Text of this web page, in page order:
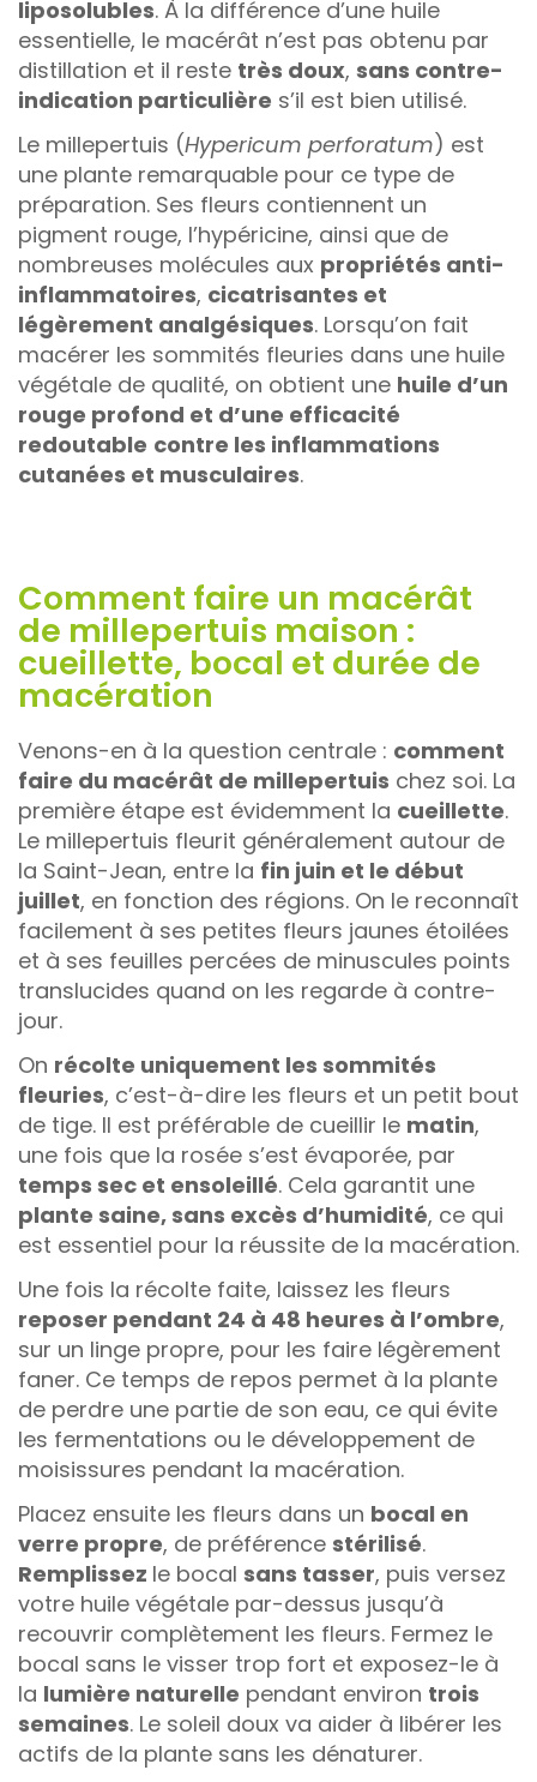
liposolubles. À la différence d’une huile
essentielle, le macérât n’est pas obtenu par
distillation et il reste très doux, sans contre-
indication particulière s’il est bien utilisé.
Le millepertuis (Hypericum perforatum) est
une plante remarquable pour ce type de
préparation. Ses fleurs contiennent un
pigment rouge, l’hypéricine, ainsi que de
nombreuses molécules aux propriétés anti-
inflammatoires, cicatrisantes et
légèrement analgésiques. Lorsqu’on fait
macérer les sommités fleuries dans une huile
végétale de qualité, on obtient une huile d’un
rouge profond et d’une efficacité
redoutable contre les inflammations
cutanées et musculaires.
Comment faire un macérât
de millepertuis maison :
cueillette, bocal et durée de
macération
Venons-en à la question centrale : comment
faire du macérât de millepertuis chez soi. La
première étape est évidemment la cueillette.
Le millepertuis fleurit généralement autour de
la Saint-Jean, entre la fin juin et le début
juillet, en fonction des régions. On le reconnaît
facilement à ses petites fleurs jaunes étoilées
et à ses feuilles percées de minuscules points
translucides quand on les regarde à contre-
jour.
On récolte uniquement les sommités
fleuries, c’est-à-dire les fleurs et un petit bout
de tige. Il est préférable de cueillir le matin,
une fois que la rosée s’est évaporée, par
temps sec et ensoleillé. Cela garantit une
plante saine, sans excès d’humidité, ce qui
est essentiel pour la réussite de la macération.
Une fois la récolte faite, laissez les fleurs
reposer pendant 24 à 48 heures à l’ombre,
sur un linge propre, pour les faire légèrement
faner. Ce temps de repos permet à la plante
de perdre une partie de son eau, ce qui évite
les fermentations ou le développement de
moisissures pendant la macération.
Placez ensuite les fleurs dans un bocal en
verre propre, de préférence stérilisé.
Remplissez le bocal sans tasser, puis versez
votre huile végétale par-dessus jusqu’à
recouvrir complètement les fleurs. Fermez le
bocal sans le visser trop fort et exposez-le à
la lumière naturelle pendant environ trois
semaines. Le soleil doux va aider à libérer les
actifs de la plante sans les dénaturer.